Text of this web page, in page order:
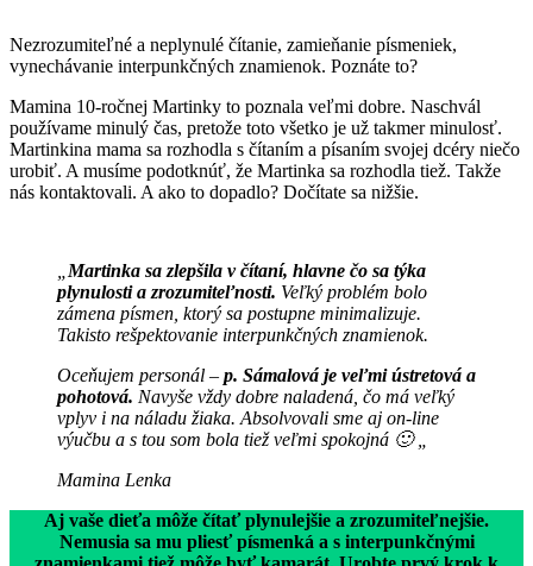
Nezrozumiteľné a neplynulé čítanie, zamieňanie písmeniek,
vynechávanie interpunkčných znamienok. Poznáte to?
Mamina 10-ročnej Martinky to poznala veľmi dobre. Naschvál
používame minulý čas, pretože toto všetko je už takmer minulosť.
Martinkina mama sa rozhodla s čítaním a písaním svojej dcéry niečo
urobiť. A musíme podotknúť, že Martinka sa rozhodla tiež. Takže
nás kontaktovali. A ako to dopadlo? Dočítate sa nižšie.
Martinka sa zlepšila v čítaní, hlavne čo sa týka
plynulosti a zrozumiteľnosti. Veľký problém bolo
zámena písmen, ktorý sa postupne minimalizuje.
Takisto rešpektovanie interpunkčných znamienok.
Oceňujem personál – p. Sámalová je veľmi ústretová a
pohotová. Navyše vždy dobre naladená, čo má veľký
vplyv i na náladu žiaka. Absolvovali sme aj on-line
výučbu a s tou som bola tiež veľmi spokojná 🙂 „
Mamina Lenka
Aj vaše dieťa môže čítať plynulejšie a zrozumiteľnejšie.
Nemusia sa mu pliesť písmenká a s interpunkčnými